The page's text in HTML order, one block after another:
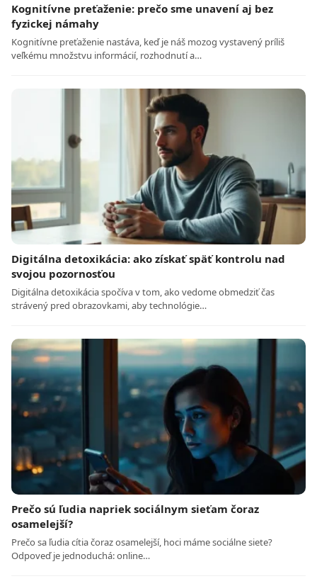
Kognitívne preťaženie: prečo sme unavení aj bez
fyzickej námahy
Kognitívne preťaženie nastáva, keď je náš mozog vystavený príliš
veľkému množstvu informácií, rozhodnutí a…
Digitálna detoxikácia: ako získať späť kontrolu nad
svojou pozornosťou
Digitálna detoxikácia spočíva v tom, ako vedome obmedziť čas
strávený pred obrazovkami, aby technológie…
Prečo sú ľudia napriek sociálnym sieťam čoraz
osamelejší?
Prečo sa ľudia cítia čoraz osamelejší, hoci máme sociálne siete?
Odpoveď je jednoduchá: online…